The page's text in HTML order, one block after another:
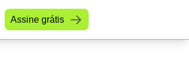
Assine grátis